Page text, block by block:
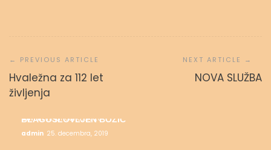
prispevka
Hvaležna za 112 let
življenja
NOVA SLUŽBA
ALI SE DARUJEM?
admin 17. januarja, 2020
BLAGOSLOVLJEN BOŽIČ
admin 25. decembra, 2019